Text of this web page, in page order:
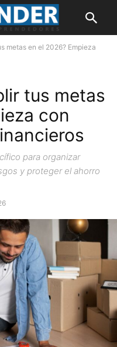
metas en el 2026? Empieza
tus metas
con
para organizar
y proteger el ahorro